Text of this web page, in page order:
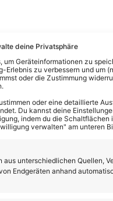
deine Privatsphäre
Geräteinformationen zu
Erlebnis zu verbessern und um
oder die Zustimmung
oder eine detaillierte
Du kannst deine
indem du die
verwalten" am unteren
unterschiedlichen Quellen,
Endgeräten anhand
startet
– mit neuem Team